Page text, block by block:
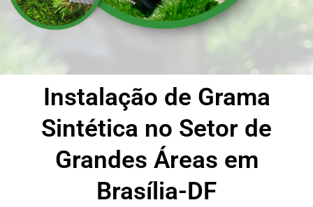
Instalação de Grama
Sintética no Setor de
Grandes Áreas em
Brasília-DF